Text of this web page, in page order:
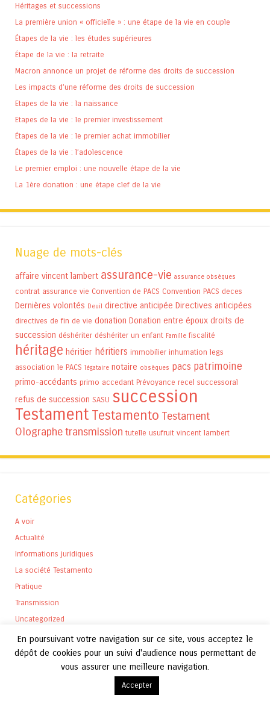
Héritages et successions
La première union « officielle » : une étape de la vie en couple
Étapes de la vie : les études supérieures
Étape de la vie : la retraite
Macron annonce un projet de réforme des droits de succession
Les impacts d’une réforme des droits de succession
Etapes de la vie : la naissance
Etapes de la vie : le premier investissement
Étapes de la vie : le premier achat immobilier
Étapes de la vie : l’adolescence
Le premier emploi : une nouvelle étape de la vie
La 1ère donation : une étape clef de la vie
Nuage de mots-clés
affaire vincent lambert assurance-vie assurance obsèques
contrat assurance vie Convention de PACS Convention PACS deces
Dernières volontés Deuil directive anticipée Directives anticipées
directives de fin de vie donation Donation entre époux droits de
succession déshériter déshériter un enfant Famille fiscalité
héritage héritier héritiers immobilier inhumation legs
association le PACS légataire notaire obsèques pacs patrimoine
primo-accédants primo accedant Prévoyance recel successoral
refus de succession SASU succession
Testament Testamento Testament
Olographetransmission tutelle usufruit vincent lambert
Catégories
A voir
Actualité
Informations juridiques
La société Testamento
Pratique
Transmission
Uncategorized
En poursuivant votre navigation sur ce site, vous acceptez le
dépôt de cookies pour un suivi d'audience nous permettant de
vous assurer une meilleure navigation.
Accepter